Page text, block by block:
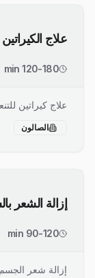
علاج الكيراتين
120-180 min
علاج كيراتين
الصالون
إزالة الشعر
90-120 min
إزالة شعر